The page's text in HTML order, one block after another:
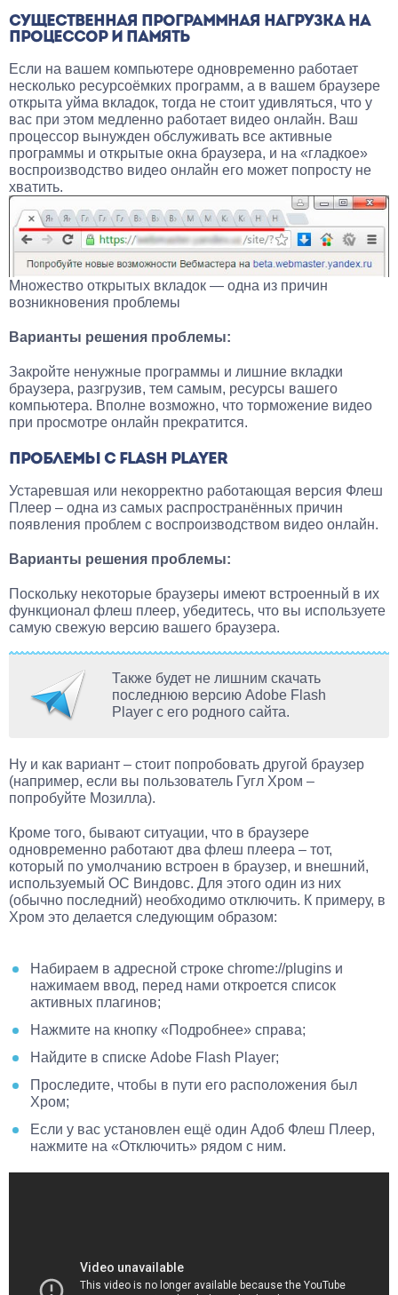
СУЩЕСТВЕННАЯ ПРОГРАММНАЯ НАГРУЗКА НА
ПРОЦЕССОР И ПАМЯТЬ
Если на вашем компьютере одновременно работает
несколько ресурсоёмких программ, а в вашем браузере
открыта уйма вкладок, тогда не стоит удивляться, что у
вас при этом медленно работает видео онлайн. Ваш
процессор вынужден обслуживать все активные
программы и открытые окна браузера, и на «гладкое»
воспроизводство видео онлайн его может попросту не
хватить.
Множество открытых вкладок — одна из причин
возникновения проблемы
Варианты решения проблемы:
Закройте ненужные программы и лишние вкладки
браузера, разгрузив, тем самым, ресурсы вашего
компьютера. Вполне возможно, что торможение видео
при просмотре онлайн прекратится.
ПРОБЛЕМЫ С FLASH PLAYER
Устаревшая или некорректно работающая версия Флеш
Плеер – одна из самых распространённых причин
появления проблем с воспроизводством видео онлайн.
Варианты решения проблемы:
Поскольку некоторые браузеры имеют встроенный в их
функционал флеш плеер, убедитесь, что вы используете
самую свежую версию вашего браузера.
Также будет не лишним скачать
последнюю версию Adobe Flash
Player c его родного сайта.
Ну и как вариант – стоит попробовать другой браузер
(например, если вы пользователь Гугл Хром –
попробуйте Мозилла).
Кроме того, бывают ситуации, что в браузере
одновременно работают два флеш плеера – тот,
который по умолчанию встроен в браузер, и внешний,
используемый ОС Виндовс. Для этого один из них
(обычно последний) необходимо отключить. К примеру, в
Хром это делается следующим образом:
Набираем в адресной строке chrome://plugins и
нажимаем ввод, перед нами откроется список
активных плагинов;
Нажмите на кнопку «Подробнее» справа;
Найдите в списке Adobe Flash Player;
Проследите, чтобы в пути его расположения был
Хром;
Если у вас установлен ещё один Адоб Флеш Плеер,
нажмите на «Отключить» рядом с ним.